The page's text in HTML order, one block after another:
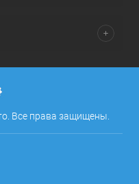
Все права защищены.